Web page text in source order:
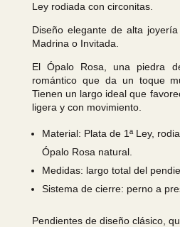
Ley rodiada con circonitas.
Diseño elegante de alta
Madrina o Invitada.
El Ópalo Rosa, una piedra
romántico que da un toque
Tienen un largo ideal que
ligera y con movimiento.
Material: Plata de 1ª Ley,
Ópalo Rosa natural.
Medidas: largo total del
Sistema de cierre: perno a
Pendientes de diseño clásico,